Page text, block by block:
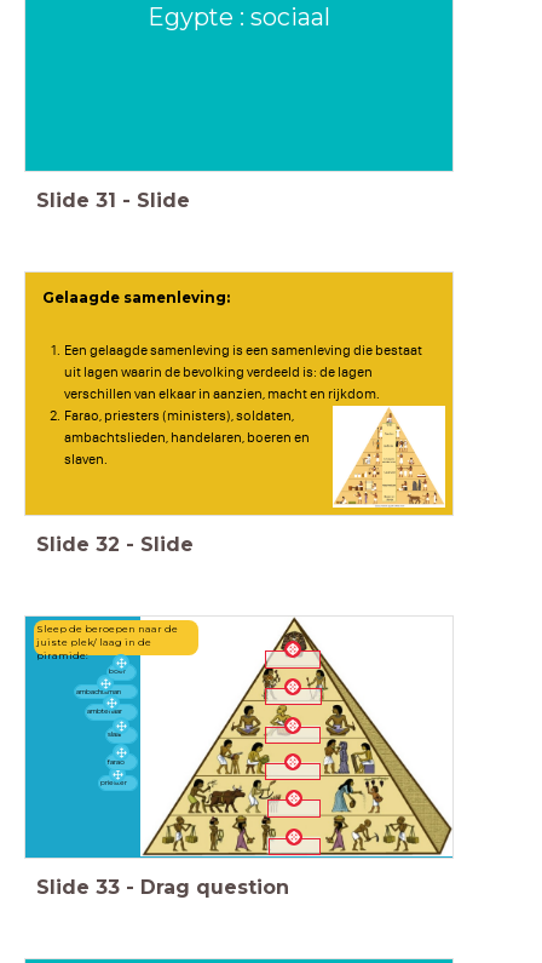
Egypte : sociaal
Slide 31 - Slide
Gelaagde samenleving:
Een gelaagde samenleving is een samenleving die bestaat
uit lagen waarin de bevolking verdeeld is: de lagen
verschillen van elkaar in aanzien, macht en rijkdom.
Farao, priesters (ministers), soldaten,
ambachtslieden, handelaren, boeren en
slaven.
Slide 32 - Slide
Sleep de beroepen naar de
juiste plek/ laag in de
piramide:
ambachtsman
ambtenaar
slaaf
priester
farao
boer
Slide 33 - Drag question
<div><br>
</div>
<div><br>
</div>
<div><br>
</div>
<div><br>
</div>
<div><br>